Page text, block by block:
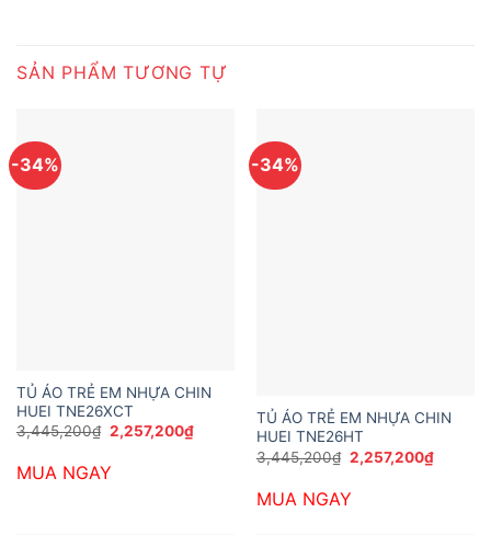
SẢN PHẨM TƯƠNG TỰ
-34%
TỦ ÁO TRẺ EM NHỰA CHIN
HUEI TNE26XCT
3,445,200₫ Giá
gốc
3,445,200₫.
2,257,200₫Giá
hiện
MUA NGAY
-34%
TỦ ÁO TRẺ EM NHỰA CHIN
HUEI TNE26HT
3,445,200₫ Giá
gốc
3,445,200₫.
2,257,200₫Giá
hiện
MUA NGAY